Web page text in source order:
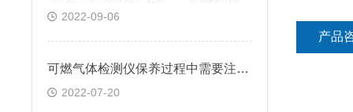
2022-09-06
可燃气体检测仪保养过程中需要注意的几点问题
2022-07-20
产品